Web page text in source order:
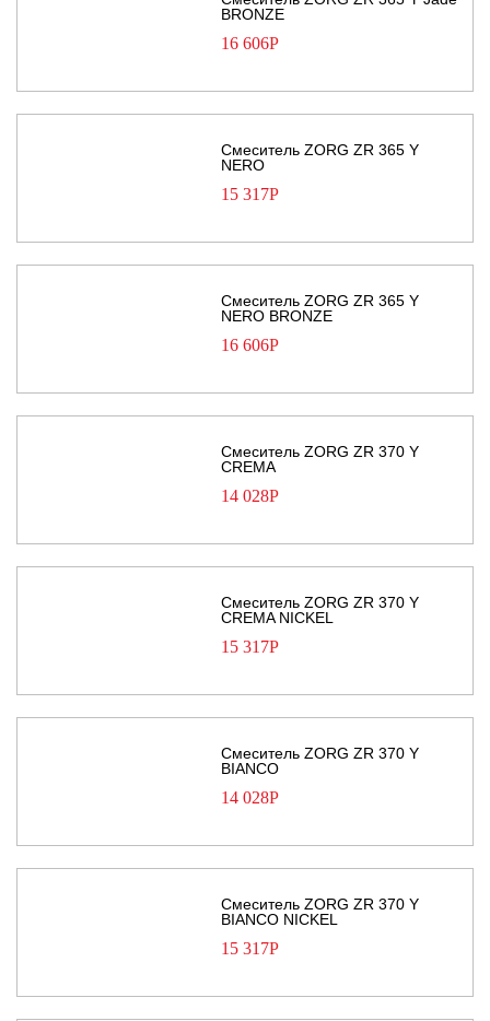
BRONZE
16 606Р
Смеситель ZORG ZR 365 Y
NERO
15 317Р
Смеситель ZORG ZR 365 Y
NERO BRONZE
16 606Р
Смеситель ZORG ZR 370 Y
CREMA
14 028Р
Смеситель ZORG ZR 370 Y
CREMA NICKEL
15 317Р
Смеситель ZORG ZR 370 Y
BIANCO
14 028Р
Смеситель ZORG ZR 370 Y
BIANCO NICKEL
15 317Р